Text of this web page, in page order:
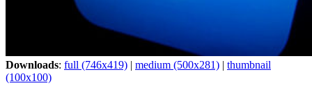
Downloads: full (746x419) | medium (500x281) | thumbnail
(100x100)